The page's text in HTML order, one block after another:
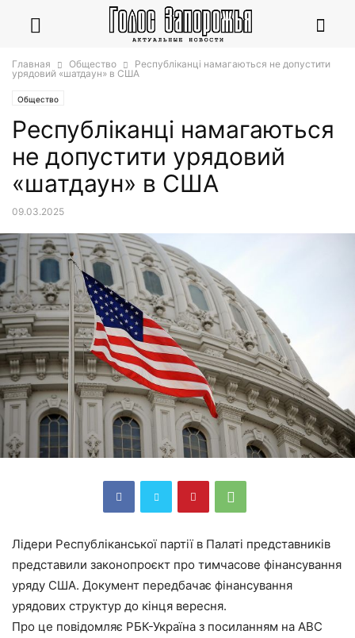
Главная Общество
Республіканці намагаються не допустити
урядовий «шатдаун» в США
Общество
Республіканці намагаються
не допустити урядовий
«шатдаун» в США
09.03.2025
Лідери Республіканської партії в Палаті представників
представили законопроєкт про тимчасове фінансування
уряду США. Документ передбачає фінансування
урядових структур до кінця вересня.
Про це повідомляє РБК-Україна з посиланням на ABC